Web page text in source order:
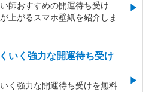
師おすすめの開運待ち受け
上がるスマホ壁紙を紹介しま
いく強力な開運待ち受け
く強力な開運待ち受けを無料